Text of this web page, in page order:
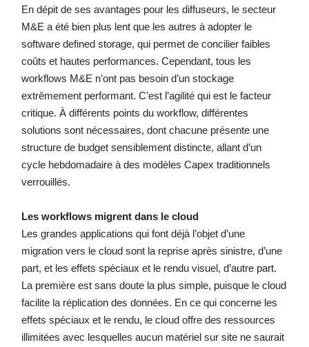
En dépit de ses avantages pour les diffuseurs, le secteur
M&E a été bien plus lent que les autres à adopter le
software defined storage, qui permet de concilier faibles
coûts et hautes performances. Cependant, tous les
workflows M&E n’ont pas besoin d’un stockage
extrêmement performant. C’est l’agilité qui est le facteur
critique. À différents points du workflow, différentes
solutions sont nécessaires, dont chacune présente une
structure de budget sensiblement distincte, allant d’un
cycle hebdomadaire à des modèles Capex traditionnels
verrouillés.
Les workflows migrent dans le cloud
Les grandes applications qui font déjà l’objet d’une
migration vers le cloud sont la reprise après sinistre, d’une
part, et les effets spéciaux et le rendu visuel, d’autre part.
La première est sans doute la plus simple, puisque le cloud
facilite la réplication des données. En ce qui concerne les
effets spéciaux et le rendu, le cloud offre des ressources
illimitées avec lesquelles aucun matériel sur site ne saurait